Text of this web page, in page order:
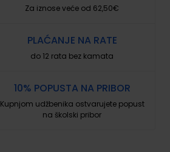
Za iznose veće od 62,50€
PLAĆANJE NA RATE
do 12 rata bez kamata
10% POPUSTA NA PRIBOR
Kupnjom udžbenika ostvarujete popust
na školski pribor